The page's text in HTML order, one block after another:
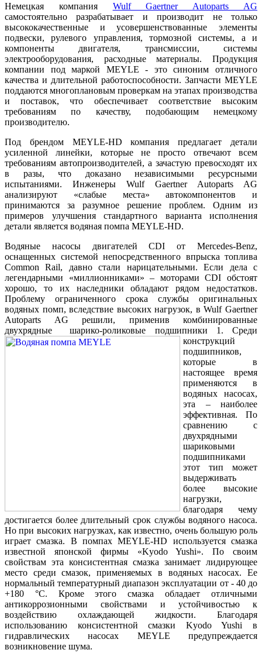
Немецкая компания Wulf Gaertner Autoparts AG
самостоятельно разрабатывает и производит не только
высококачественные и усовершенствованные элементы
подвески, рулевого управления, тормозной системы, а и
компоненты двигателя, трансмиссии, системы
электрооборудования, расходные материалы. Продукция
компании под маркой MEYLE - это синоним отличного
качества и длительной работоспособности. Запчасти MEYLE
поддаются многоплановым проверкам на этапах производства
и поставок, что обеспечивает соответствие высоким
требованиям по качеству, подобающим немецкому
производителю.
Под брендом MEYLE-HD компания предлагает детали
усиленной линейки, которые не просто отвечают всем
требованиям автопроизводителей, а зачастую превосходят их
в разы, что доказано независимыми ресурсными
испытаниями. Инженеры Wulf Gaertner Autoparts AG
анализируют «слабые места» автокомпонентов и
принимаются за разумное решение проблем. Одним из
примеров улучшения стандартного варианта исполнения
детали является водяная помпа MEYLE-HD.
Водяные насосы двигателей CDI от Mercedes-Benz,
оснащенных системой непосредственного впрыска топлива
Common Rail, давно стали нарицательными. Если дела с
легендарными «миллионниками» – моторами CDI обстоят
хорошо, то их наследники обладают рядом недостатков.
Проблему ограниченного срока службы оригинальных
водяных помп, вследствие высоких нагрузок, в Wulf Gaertner
Autoparts AG решили, применив комбинированные
двухрядные шарико-роликовые подшипники 1. Среди
конструкций
подшипников,
которые в
настоящее время
применяются в
водяных насосах,
эта – наиболее
эффективная. По
сравнению с
двухрядными
шариковыми
подшипниками
этот тип может
выдерживать
более высокие
нагрузки,
благодаря чему
достигается более длительный срок службы водяного насоса.
Но при высоких нагрузках, как известно, очень большую роль
играет смазка. В помпах MEYLE-HD используется смазка
известной японской фирмы «Kyodo Yushi». По своим
свойствам эта консистентная смазка занимает лидирующее
место среди смазок, применяемых в водяных насосах. Ее
нормальный температурный диапазон эксплуатации от - 40 до
+180 °C. Кроме этого смазка обладает отличными
антикоррозионными свойствами и устойчивостью к
воздействию охлаждающей жидкости. Благодаря
использованию консистентной смазки Kyodo Yushi в
гидравлических насосах MEYLE предупреждается
возникновение шума.